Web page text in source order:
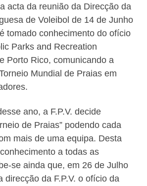
acta da reunião da Direcção da
de Voleibol de 14 de Junho
tomado conhecimento do ofício
Parks and Recreation
Porto Rico, comunicando a
Mundial de Praias em
ano, a F.P.V. decide
de Praias” podendo cada
mais de uma equipa. Desta
a todas as
se ainda que, em 26 de Julho
direcção da F.P.V. o ofício da